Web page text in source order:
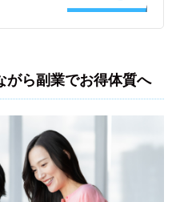
がら副業でお得体質へ